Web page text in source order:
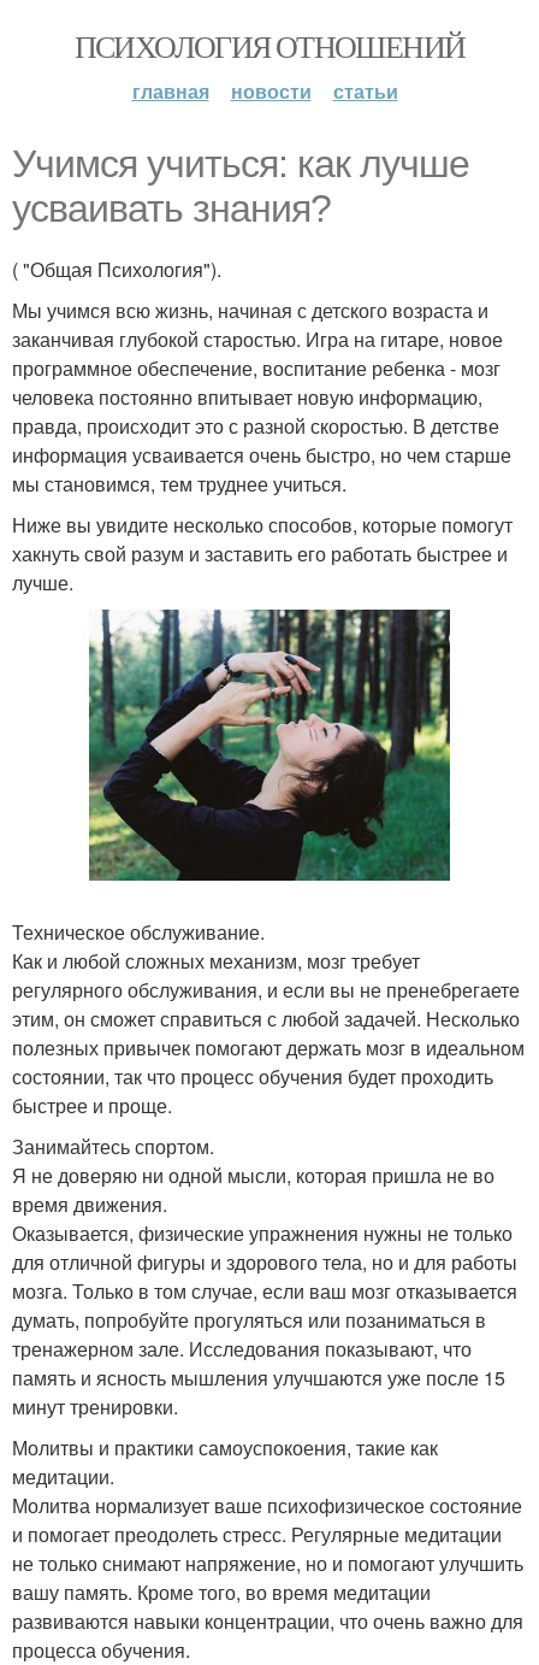
ПСИХОЛОГИЯ ОТНОШЕНИЙ
главная новости статьи
Учимся учиться: как лучше
усваивать знания?
( "Общая Психология").
Мы учимся всю жизнь, начиная с детского возраста и
заканчивая глубокой старостью. Игра на гитаре, новое
программное обеспечение, воспитание ребенка - мозг
человека постоянно впитывает новую информацию,
правда, происходит это с разной скоростью. В детстве
информация усваивается очень быстро, но чем старше
мы становимся, тем труднее учиться.
Ниже вы увидите несколько способов, которые помогут
хакнуть свой разум и заставить его работать быстрее и
лучше.
Техническое обслуживание.
Как и любой сложных механизм, мозг требует
регулярного обслуживания, и если вы не пренебрегаете
этим, он сможет справиться с любой задачей. Несколько
полезных привычек помогают держать мозг в идеальном
состоянии, так что процесс обучения будет проходить
быстрее и проще.
Занимайтесь спортом.
Я не доверяю ни одной мысли, которая пришла не во
время движения.
Оказывается, физические упражнения нужны не только
для отличной фигуры и здорового тела, но и для работы
мозга. Только в том случае, если ваш мозг отказывается
думать, попробуйте прогуляться или позаниматься в
тренажерном зале. Исследования показывают, что
память и ясность мышления улучшаются уже после 15
минут тренировки.
Молитвы и практики самоуспокоения, такие как
медитации.
Молитва нормализует ваше психофизическое состояние
и помогает преодолеть стресс. Регулярные медитации
не только снимают напряжение, но и помогают улучшить
вашу память. Кроме того, во время медитации
развиваются навыки концентрации, что очень важно для
процесса обучения.